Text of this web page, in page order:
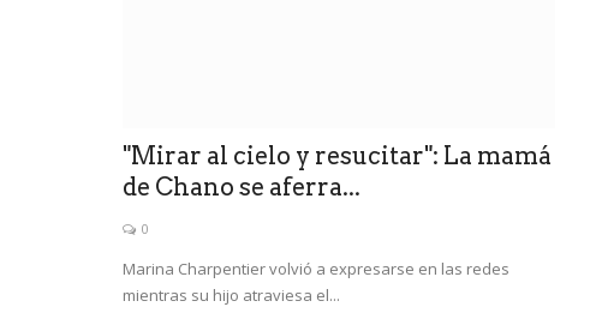
"Mirar al cielo y resucitar": La mamá
de Chano se aferra...
0
Marina Charpentier volvió a expresarse en las redes
mientras su hijo atraviesa el...